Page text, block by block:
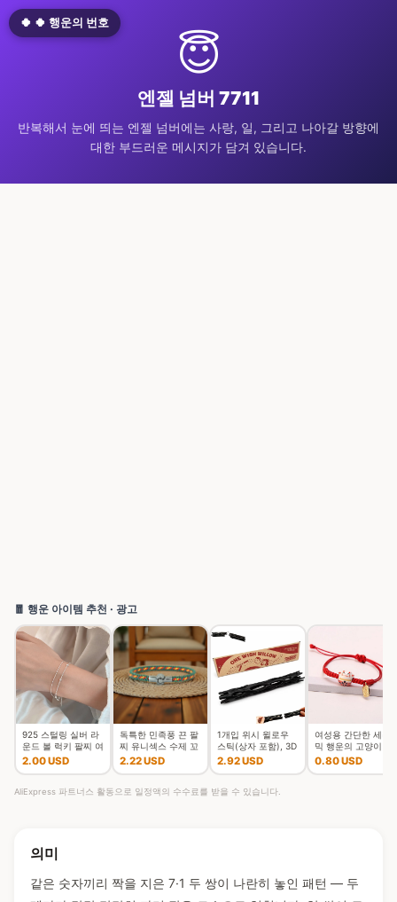
😇
엔젤 넘버 7711
반복해서 눈에 띄는 엔젤 넘버에는 사랑, 일, 그리고 나아갈 방향에
대한 부드러운 메시지가 담겨 있습니다.
🧧 행운 아이템 추천 · 광고
925 스털링 실버 라
운드 볼 럭키 팔찌 여
성 더블 레이어 스네
이크 체인 핫 최고 품
2.00 USD
독특한 민족풍 끈 팔
찌 유니섹스 수제 꼬
임 행운의 실 커플 팔
2.22 USD
1개입 위시 윌로우
스틱(상자 포함), 3D
프린팅된 소원을 담
2.92 USD
여성용 간단한 세라
믹 행운의 고양이 꼰
팔찌, 귀여운 동물 새
끼 고양이, 손으로 짠
0.80 USD
AliExpress 파트너스 활동으로 일정액의 수수료를 받을 수 있습니다.
의미
같은 숫자끼리 짝을 지은 7·1 두 쌍이 나란히 놓인 패턴 — 두
🍀 🍀 행운의 번호